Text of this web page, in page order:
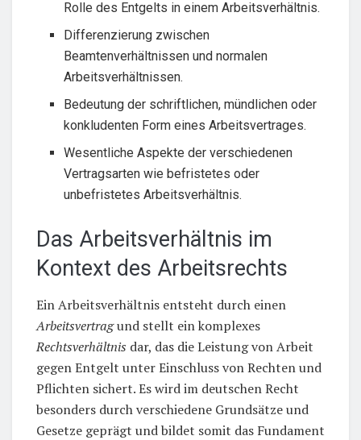
Rolle des Entgelts in einem Arbeitsverhältnis.
Differenzierung zwischen
Beamtenverhältnissen und normalen
Arbeitsverhältnissen.
Bedeutung der schriftlichen, mündlichen oder
konkludenten Form eines Arbeitsvertrages.
Wesentliche Aspekte der verschiedenen
Vertragsarten wie befristetes oder
unbefristetes Arbeitsverhältnis.
Das Arbeitsverhältnis im
Kontext des Arbeitsrechts
Ein Arbeitsverhältnis entsteht durch einen
Arbeitsvertragund stellt ein komplexes
Rechtsverhältnis dar, das die Leistung von Arbeit
gegen Entgelt unter Einschluss von Rechten und
Pflichten sichert. Es wird im deutschen Recht
besonders durch verschiedene Grundsätze und
Gesetze geprägt und bildet somit das Fundament